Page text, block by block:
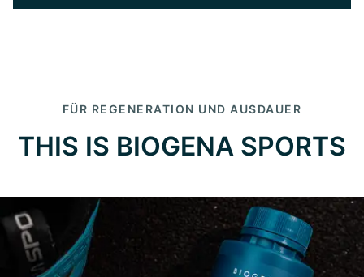
FÜR REGENERATION UND AUSDAUER
THIS IS BIOGENA SPORTS